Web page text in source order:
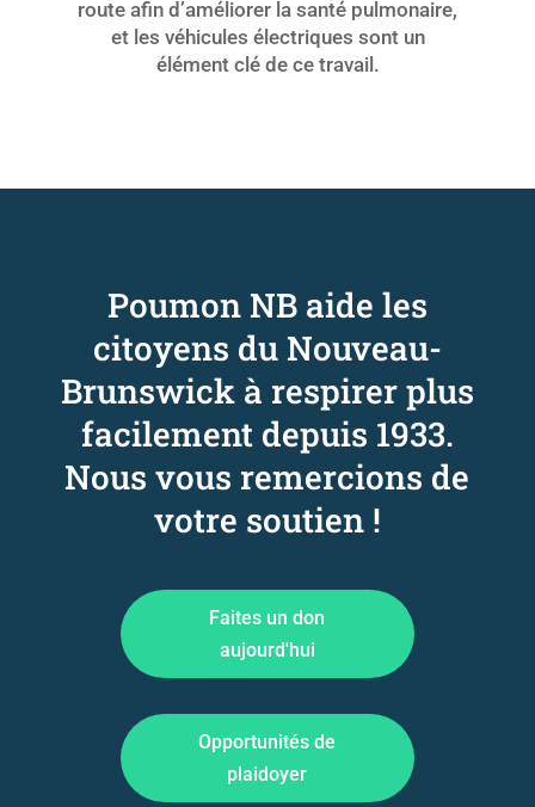
route afin d’améliorer la santé pulmonaire,
et les véhicules électriques sont un
élément clé de ce travail.
Poumon NB aide les
citoyens du Nouveau-
Brunswick à respirer plus
facilement depuis 1933.
Nous vous remercions de
votre soutien !
Faites un don
aujourd'hui
Opportunités de
plaidoyer